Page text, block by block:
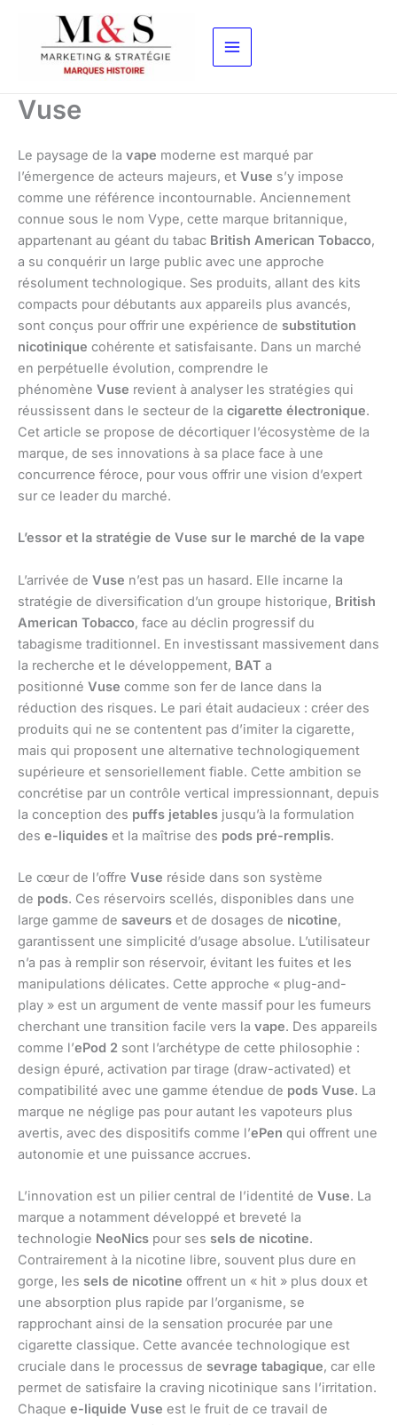
contenu
Vuse
Le paysage de la vape moderne est marqué par
l’émergence de acteurs majeurs, et Vuse s’y impose
comme une référence incontournable. Anciennement
connue sous le nom Vype, cette marque britannique,
appartenant au géant du tabac British American Tobacco,
a su conquérir un large public avec une approche
résolument technologique. Ses produits, allant des kits
compacts pour débutants aux appareils plus avancés,
sont conçus pour offrir une expérience de substitution
nicotinique cohérente et satisfaisante. Dans un marché
en perpétuelle évolution, comprendre le
phénomène Vuse revient à analyser les stratégies qui
réussissent dans le secteur de la cigarette électronique.
Cet article se propose de décortiquer l’écosystème de la
marque, de ses innovations à sa place face à une
concurrence féroce, pour vous offrir une vision d’expert
sur ce leader du marché.
L’essor et la stratégie de Vuse sur le marché de la vape
L’arrivée de Vuse n’est pas un hasard. Elle incarne la
stratégie de diversification d’un groupe historique, British
American Tobacco, face au déclin progressif du
tabagisme traditionnel. En investissant massivement dans
la recherche et le développement, BAT a
positionné Vuse comme son fer de lance dans la
réduction des risques. Le pari était audacieux : créer des
produits qui ne se contentent pas d’imiter la cigarette,
mais qui proposent une alternative technologiquement
supérieure et sensoriellement fiable. Cette ambition se
concrétise par un contrôle vertical impressionnant, depuis
la conception des puffs jetables jusqu’à la formulation
des e-liquides et la maîtrise des pods pré-remplis.
Le cœur de l’offre Vuse réside dans son système
de pods. Ces réservoirs scellés, disponibles dans une
large gamme de saveurs et de dosages de nicotine,
garantissent une simplicité d’usage absolue. L’utilisateur
n’a pas à remplir son réservoir, évitant les fuites et les
manipulations délicates. Cette approche « plug-and-
play » est un argument de vente massif pour les fumeurs
cherchant une transition facile vers la vape. Des appareils
comme l’ePod 2 sont l’archétype de cette philosophie :
design épuré, activation par tirage (draw-activated) et
compatibilité avec une gamme étendue de pods Vuse. La
marque ne néglige pas pour autant les vapoteurs plus
avertis, avec des dispositifs comme l’ePen qui offrent une
autonomie et une puissance accrues.
L’innovation est un pilier central de l’identité de Vuse. La
marque a notamment développé et breveté la
technologie NeoNics pour ses sels de nicotine.
Contrairement à la nicotine libre, souvent plus dure en
gorge, les sels de nicotine offrent un « hit » plus doux et
une absorption plus rapide par l’organisme, se
rapprochant ainsi de la sensation procurée par une
cigarette classique. Cette avancée technologique est
cruciale dans le processus de sevrage tabagique, car elle
permet de satisfaire la craving nicotinique sans l’irritation.
Chaque e-liquide Vuse est le fruit de ce travail de